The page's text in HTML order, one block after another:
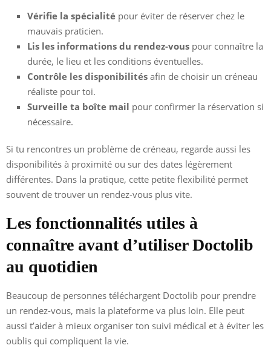
Vérifie la spécialité pour éviter de réserver chez le
mauvais praticien.
Lis les informations du rendez-vous pour connaître la
durée, le lieu et les conditions éventuelles.
Contrôle les disponibilités afin de choisir un créneau
réaliste pour toi.
Surveille ta boîte mail pour confirmer la réservation si
nécessaire.
Si tu rencontres un problème de créneau, regarde aussi les
disponibilités à proximité ou sur des dates légèrement
différentes. Dans la pratique, cette petite flexibilité permet
souvent de trouver un rendez-vous plus vite.
Les fonctionnalités utiles à
connaître avant d’utiliser Doctolib
au quotidien
Beaucoup de personnes téléchargent Doctolib pour prendre
un rendez-vous, mais la plateforme va plus loin. Elle peut
aussi t’aider à mieux organiser ton suivi médical et à éviter les
oublis qui compliquent la vie.